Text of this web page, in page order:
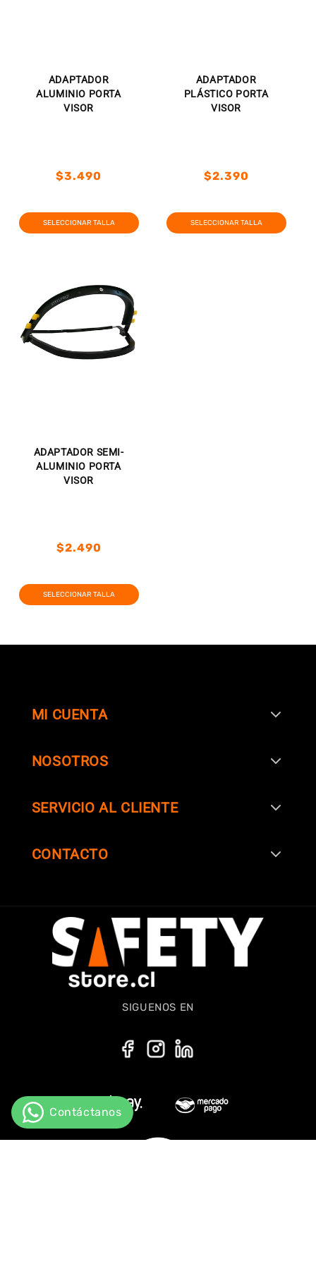
ADAPTADOR
ALUMINIO PORTA
VISOR
Precio
$3.490
habitual
de
oferta
SELECCIONAR TALLA
ADAPTADOR
PLÁSTICO PORTA
VISOR
Precio
$2.390
habitual
de
oferta
SELECCIONAR TALLA
ADAPTADOR SEMI-
ALUMINIO PORTA
VISOR
Precio
$2.490
habitual
de
oferta
SELECCIONAR TALLA
CONTACTO
SERVICIO AL CLIENTE
NOSOTROS
MI CUENTA
SIGUENOS EN